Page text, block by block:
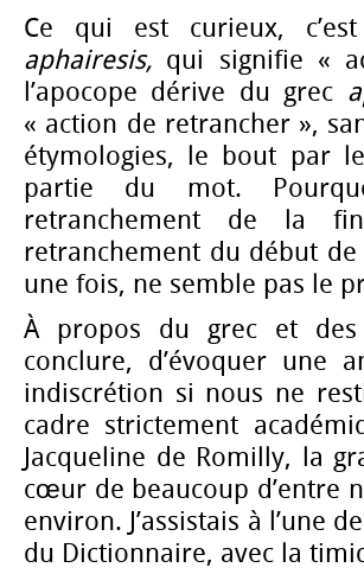
Ce qui est curieux,
aphairesis, qui signifie «
l’apocope dérive du grec
« action de retrancher »,
étymologies, le bout par
partie du mot.
retranchement de la
retranchement du début
une fois, ne semble pas le
À propos du grec et des
conclure, d’évoquer une
indiscrétion si nous ne
cadre strictement
Jacqueline de Romilly, la
cœur de beaucoup d’entre
environ. J’assistais à l’une
du Dictionnaire, avec la